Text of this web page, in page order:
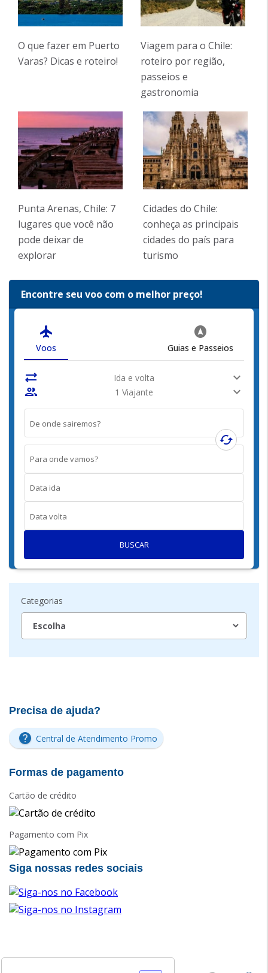
O que fazer em Puerto
Varas? Dicas e roteiro!
Viagem para o Chile:
roteiro por região,
passeios e
gastronomia
Punta Arenas, Chile: 7
lugares que você não
pode deixar de
explorar
Cidades do Chile:
conheça as principais
cidades do país para
turismo
Encontre seu voo com o melhor preço!
flight
Voos
assistant_navigation
Guias e Passeios
sync_alt Ida e volta
expand_more
people
1 Viajante expand_more
De onde sairemos?
cached
Para onde vamos?
Data ida
Data volta
BUSCAR
Categorias
Precisa de ajuda?
Central de Atendimento Promo
Formas de pagamento
Cartão de crédito
Pagamento com Pix
Siga nossas redes sociais